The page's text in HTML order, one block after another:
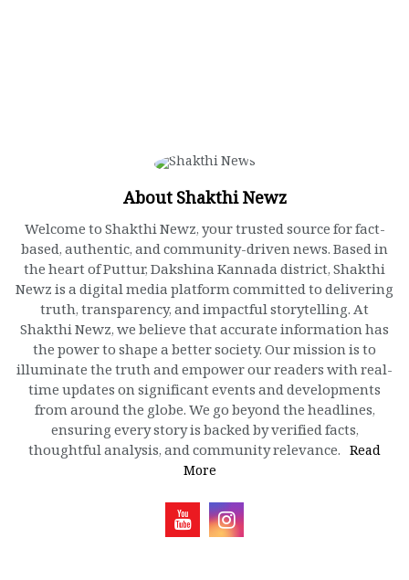
About Shakthi Newz
Welcome to Shakthi Newz, your trusted source for fact-
based, authentic, and community-driven news. Based in
the heart of Puttur, Dakshina Kannada district, Shakthi
Newz is a digital media platform committed to delivering
truth, transparency, and impactful storytelling. At
Shakthi Newz, we believe that accurate information has
the power to shape a better society. Our mission is to
illuminate the truth and empower our readers with real-
time updates on significant events and developments
from around the globe. We go beyond the headlines,
ensuring every story is backed by verified facts,
thoughtful analysis, and community relevance. Read
More